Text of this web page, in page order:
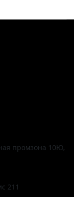
промзона 10Ю,
211